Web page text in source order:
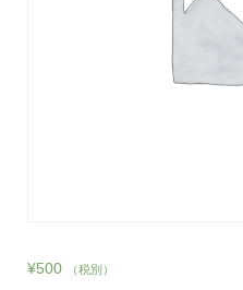
¥500 （税別）